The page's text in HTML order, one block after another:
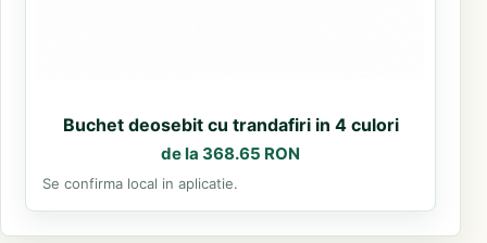
Buchet deosebit cu trandafiri in 4 culori
de la 368.65 RON
Se confirma local in aplicatie.